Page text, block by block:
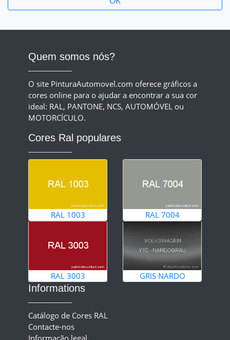
Quem somos nós?
O site PinturaAutomovel.com oferece gráficos a
cores online para o ajudar a encontrar a sua cor
ideal: RAL, PANTONE, NCS, AUTOMÓVEL ou
MOTORCÍCULO.
Cores Ral populares
RAL 1003 RAL 7004
RAL 3003 GRIS NARDO
Informations
Catálogo de Cores RAL
Contacte-nos